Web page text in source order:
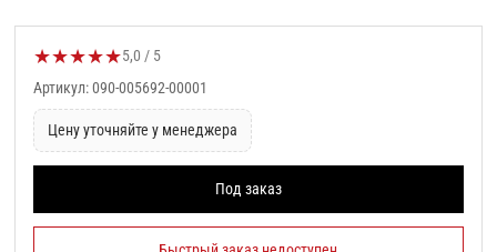
★★★★★Оценка товара:
5,0 / 5
Артикул: 090-005692-00001
Цену уточняйте у менеджера
Под заказ